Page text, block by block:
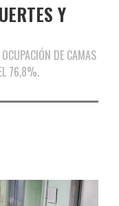
Y
DE CAMAS
76,8%.